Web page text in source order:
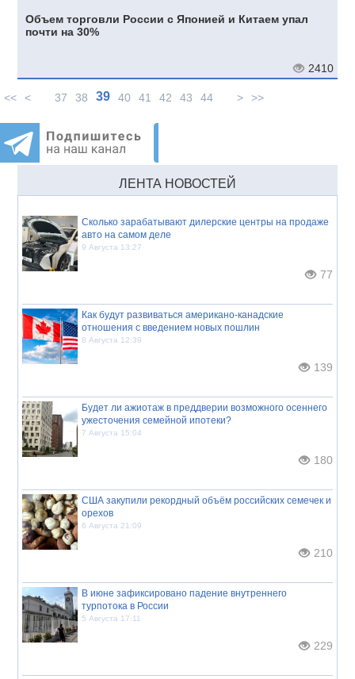
Объем торговли России с Японией и Китаем упал
почти на 30%
2410
<< < 37 38 39 40 41 42 43 44 > >>
ЛЕНТА НОВОСТЕЙ
Сколько зарабатывают дилерские центры на продаже
авто на самом деле
9 Августа 13:27
77
Как будут развиваться американо-канадские
отношения с введением новых пошлин
8 Августа 12:39
139
Будет ли ажиотаж в преддверии возможного осеннего
ужесточения семейной ипотеки?
7 Августа 15:04
180
США закупили рекордный объём российских семечек и
орехов
6 Августа 21:09
210
В июне зафиксировано падение внутреннего
турпотока в России
5 Августа 17:11
229